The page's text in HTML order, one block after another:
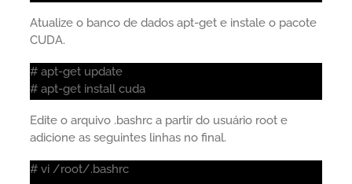
Atualize o banco de dados apt-get e instale o pacote
CUDA.
# apt-get update
# apt-get install cuda
Edite o arquivo .bashrc a partir do usuário root e
adicione as seguintes linhas no final.
# vi /root/.bashrc